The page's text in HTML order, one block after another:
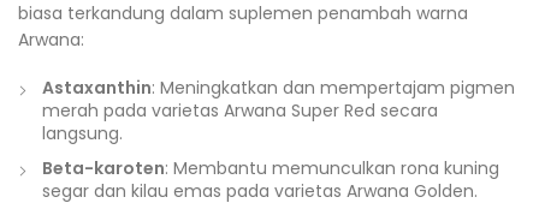
biasa terkandung dalam suplemen penambah warna
Arwana:
Astaxanthin: Meningkatkan dan mempertajam pigmen
merah pada varietas Arwana Super Red secara
langsung.
Beta-karoten: Membantu memunculkan rona kuning
segar dan kilau emas pada varietas Arwana Golden.